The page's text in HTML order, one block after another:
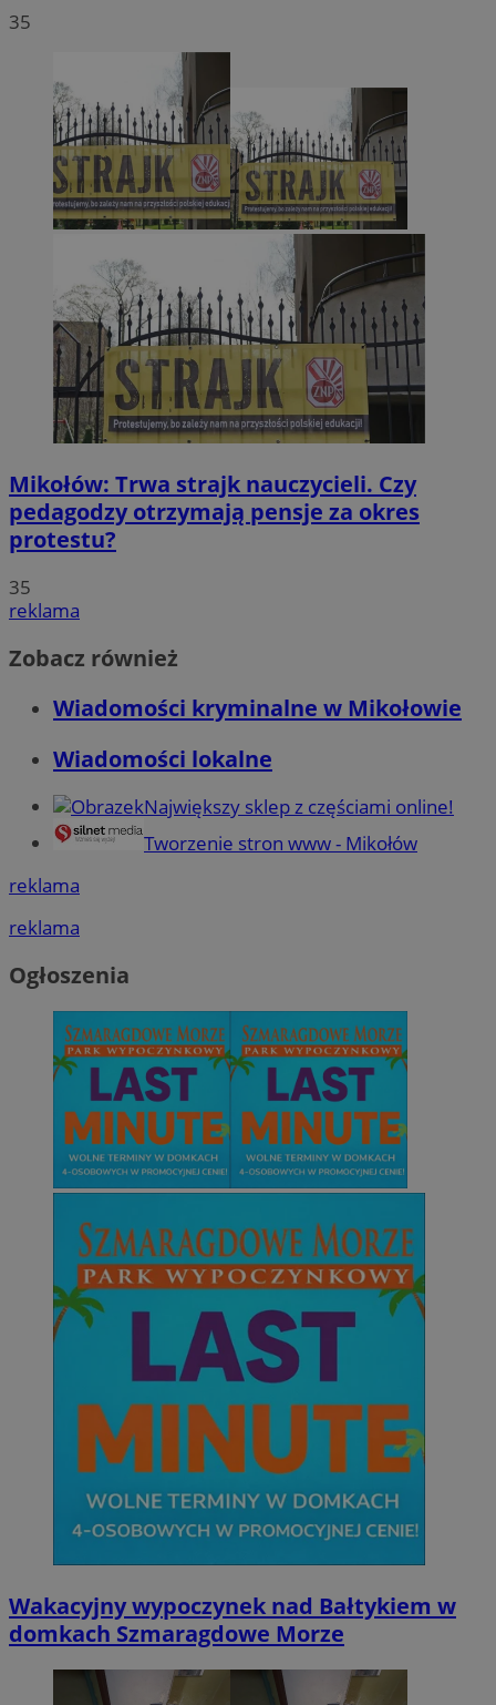
35
Mikołów: Trwa strajk nauczycieli. Czy
pedagodzy otrzymają pensje za okres
protestu?
35
reklama
Zobacz również
Wiadomości kryminalne w Mikołowie
Wiadomości lokalne
Największy sklep z częściami online!
Tworzenie stron www - Mikołów
reklama
reklama
Ogłoszenia
Wakacyjny wypoczynek nad Bałtykiem w
domkach Szmaragdowe Morze